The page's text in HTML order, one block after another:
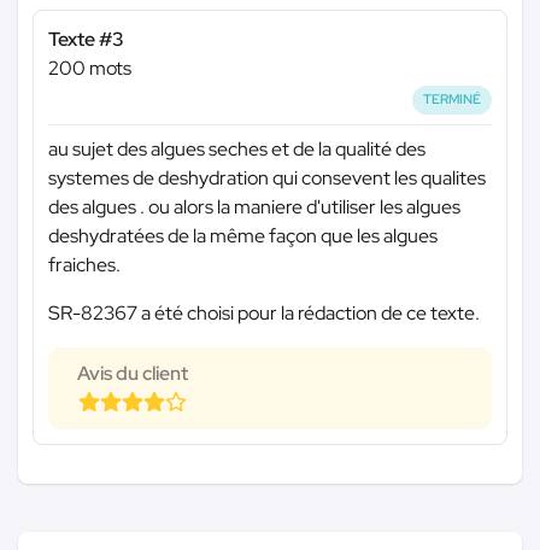
Texte #3
200 mots
TERMINÉ
au sujet des algues seches et de la qualité des
systemes de deshydration qui consevent les qualites
des algues . ou alors la maniere d'utiliser les algues
deshydratées de la même façon que les algues
fraiches.
SR-82367 a été choisi pour la rédaction de ce texte.
Avis du client